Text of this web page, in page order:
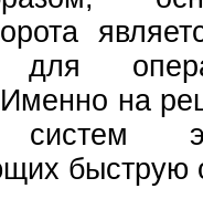
для
на
быструю